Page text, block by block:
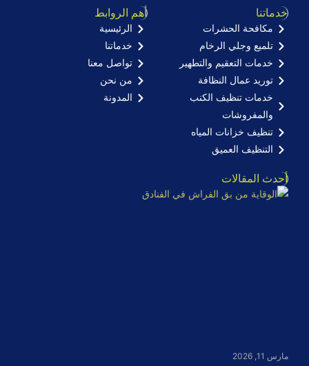
خدماتنا
مكافحة الحشرات
تلميع وجلي الرخام
خدمات التعقيم والتطهير
توريد عمال النظافة
خدمات تنظيف الكنب
والمفروشات
تنظيف خزانات المياه
التنظيف العميق
أهم الروابط
الرئيسية
خدماتنا
تواصل معنا
من نحن
المدونة
أحدث المقالات
مارس 11, 2026